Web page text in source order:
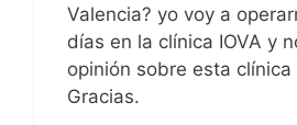
Valencia? yo voy a
días en la clínica IOVA y
opinión sobre esta
Gracias.